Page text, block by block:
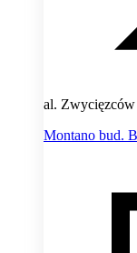
al. Zwycięzców
Montano bud.